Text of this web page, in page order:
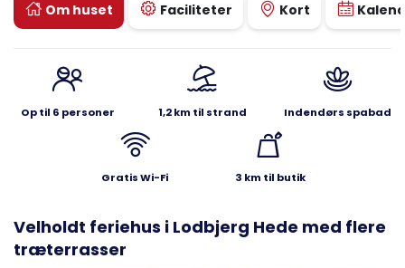
Om huset Faciliteter Kort
Op til 6 personer 1,2 km til strand Indendørs spabad
Gratis Wi-Fi 3 km til butik
Velholdt feriehus i Lodbjerg Hede med flere
træterrasser